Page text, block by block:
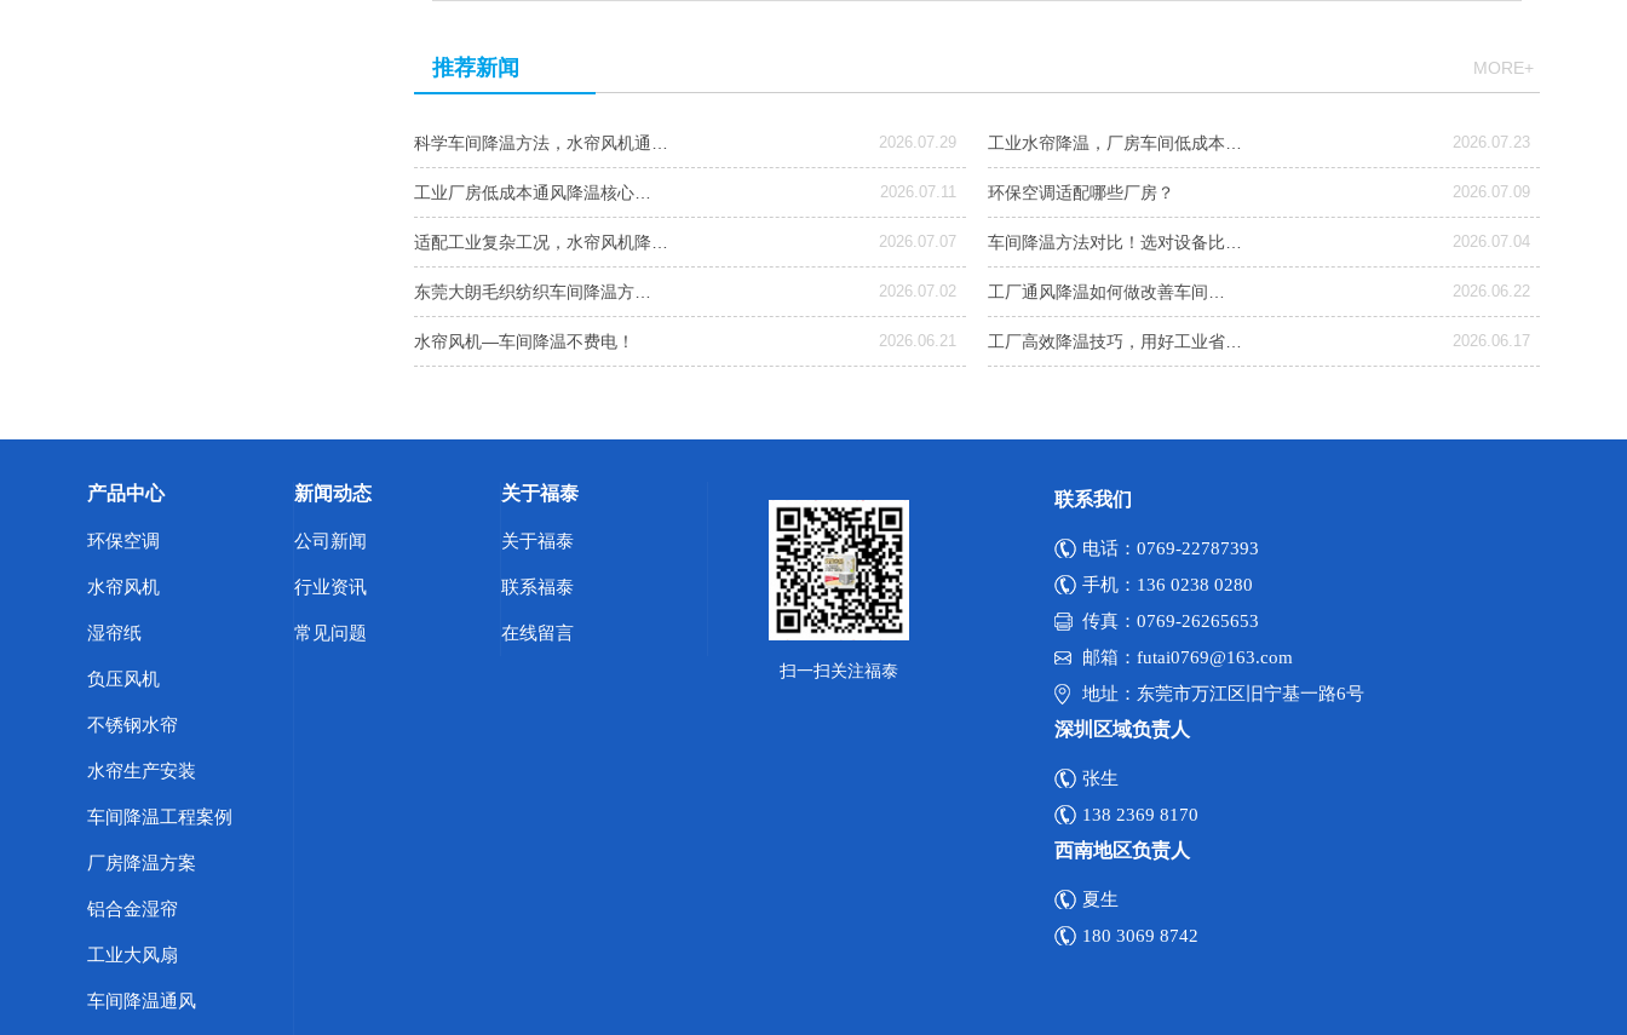
推荐新闻 MORE+
科学车间降温方法，水帘风机通… 2026.07.29 工业水帘降温，厂房车间低成本… 2026.07.23
工业厂房低成本通风降温核心… 2026.07.11 环保空调适配哪些厂房？ 2026.07.09
适配工业复杂工况，水帘风机降… 2026.07.07 车间降温方法对比！选对设备比… 2026.07.04
东莞大朗毛织纺织车间降温方… 2026.07.02 工厂通风降温如何做改善车间… 2026.06.22
水帘风机—车间降温不费电！ 2026.06.21 工厂高效降温技巧，用好工业省… 2026.06.17
产品中心
环保空调
水帘风机
湿帘纸
负压风机
不锈钢水帘
水帘生产安装
车间降温工程案例
厂房降温方案
铝合金湿帘
工业大风扇
车间降温通风
新闻动态
公司新闻
行业资讯
常见问题
关于福泰
关于福泰
联系福泰
在线留言
扫一扫关注福泰
联系我们
电话：0769-22787393
手机：136 0238 0280
传真：0769-26265653
邮箱：futai0769@163.com
地址：东莞市万江区旧宁基一路6号
深圳区域负责人
张生
138 2369 8170
西南地区负责人
夏生
180 3069 8742